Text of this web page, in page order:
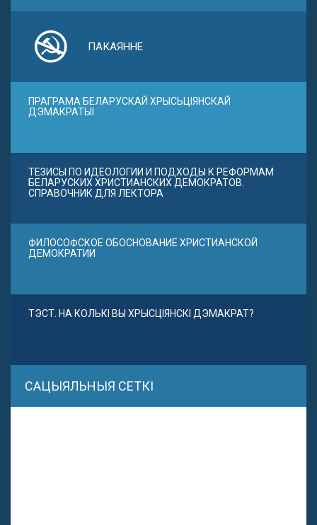
ПАКАЯННЕ
ПРАГРАМА БЕЛАРУСКАЙ ХРЫСЬЦІЯНСКАЙ
ДЭМАКРАТЫІ
ТЕЗИСЫ ПО ИДЕОЛОГИИ И ПОДХОДЫ К РЕФОРМАМ
БЕЛАРУСКИХ ХРИСТИАНСКИХ ДЕМОКРАТОВ.
СПРАВОЧНИК ДЛЯ ЛЕКТОРА
ФИЛОСОФСКОЕ ОБОСНОВАНИЕ ХРИСТИАНСКОЙ
ДЕМОКРАТИИ
ТЭСТ. НА КОЛЬКІ ВЫ ХРЫСЦІЯНСКІ ДЭМАКРАТ?
САЦЫЯЛЬНЫЯ СЕТКІ